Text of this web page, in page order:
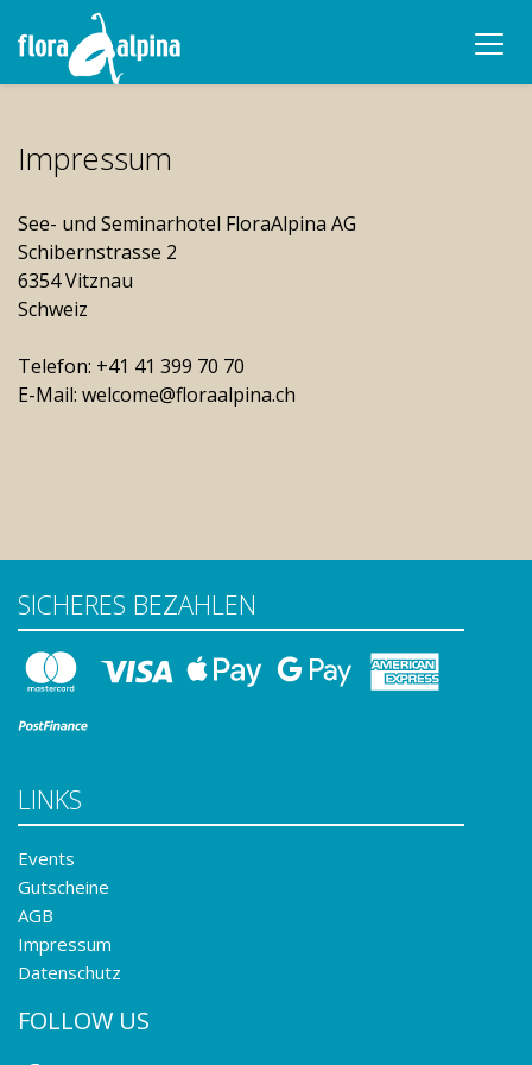
Impressum
See- und Seminarhotel FloraAlpina AG
Schibernstrasse 2
6354 Vitznau
Schweiz
Telefon: +41 41 399 70 70
E-Mail: welcome@floraalpina.ch
SICHERES BEZAHLEN
LINKS
Events
Gutscheine
AGB
Impressum
Datenschutz
FOLLOW US